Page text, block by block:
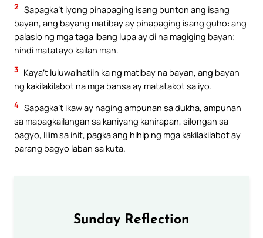
2 Sapagka’t iyong pinapaging isang bunton ang isang
bayan, ang bayang matibay ay pinapaging isang guho: ang
palasio ng mga taga ibang lupa ay di na magiging bayan;
hindi matatayo kailan man.
3 Kaya’t luluwalhatiin ka ng matibay na bayan, ang bayan
ng kakilakilabot na mga bansa ay matatakot sa iyo.
4 Sapagka’t ikaw ay naging ampunan sa dukha, ampunan
sa mapagkailangan sa kaniyang kahirapan, silongan sa
bagyo, lilim sa init, pagka ang hihip ng mga kakilakilabot ay
parang bagyo laban sa kuta.
Sunday Reflection